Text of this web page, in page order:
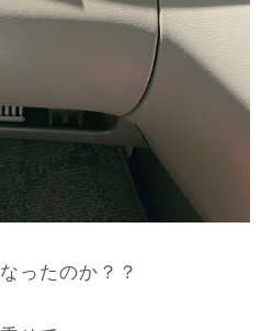
ったのか？？